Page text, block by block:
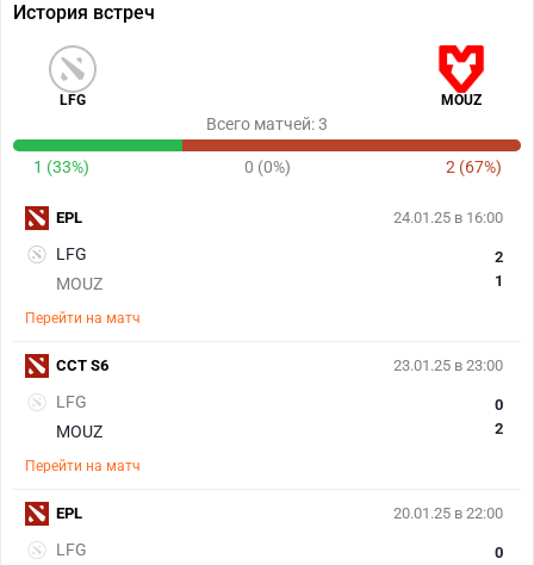
История встреч
LFG MOUZ
Всего матчей: 3
1 (33%) 0 (0%) 2 (67%)
24.01.25 в 16:00
LFG
MOUZ
2
1
Перейти на матч
EPL
23.01.25 в 23:00
LFG
MOUZ
0
2
Перейти на матч
CCT S6
20.01.25 в 22:00
LFG
0
EPL